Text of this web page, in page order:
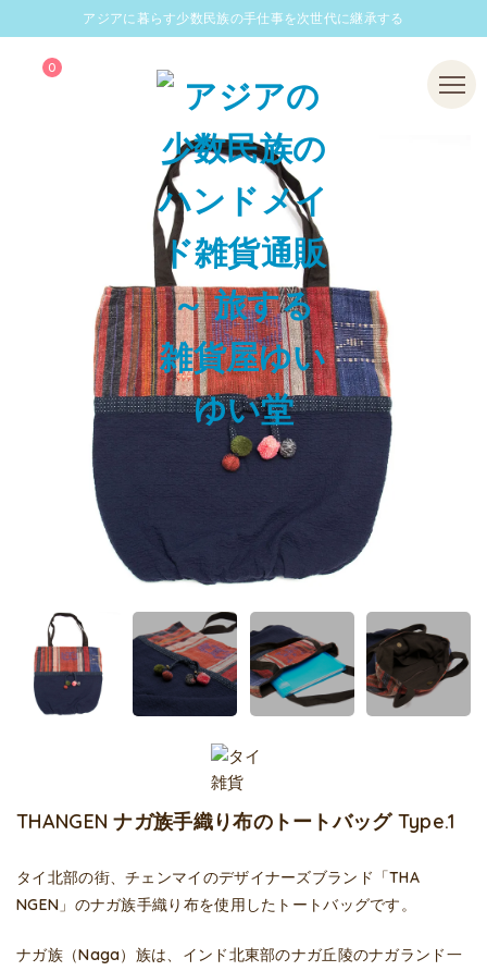
アジアに暮らす少数民族の手仕事を次世代に継承する
0 Menu
THANGEN ナガ族手織り布のトートバッグ Type.1
タイ北部の街、チェンマイのデザイナーズブランド「THA
NGEN」のナガ族手織り布を使用したトートバッグです。
ナガ族（Naga）族は、インド北東部のナガ丘陵のナガランド一